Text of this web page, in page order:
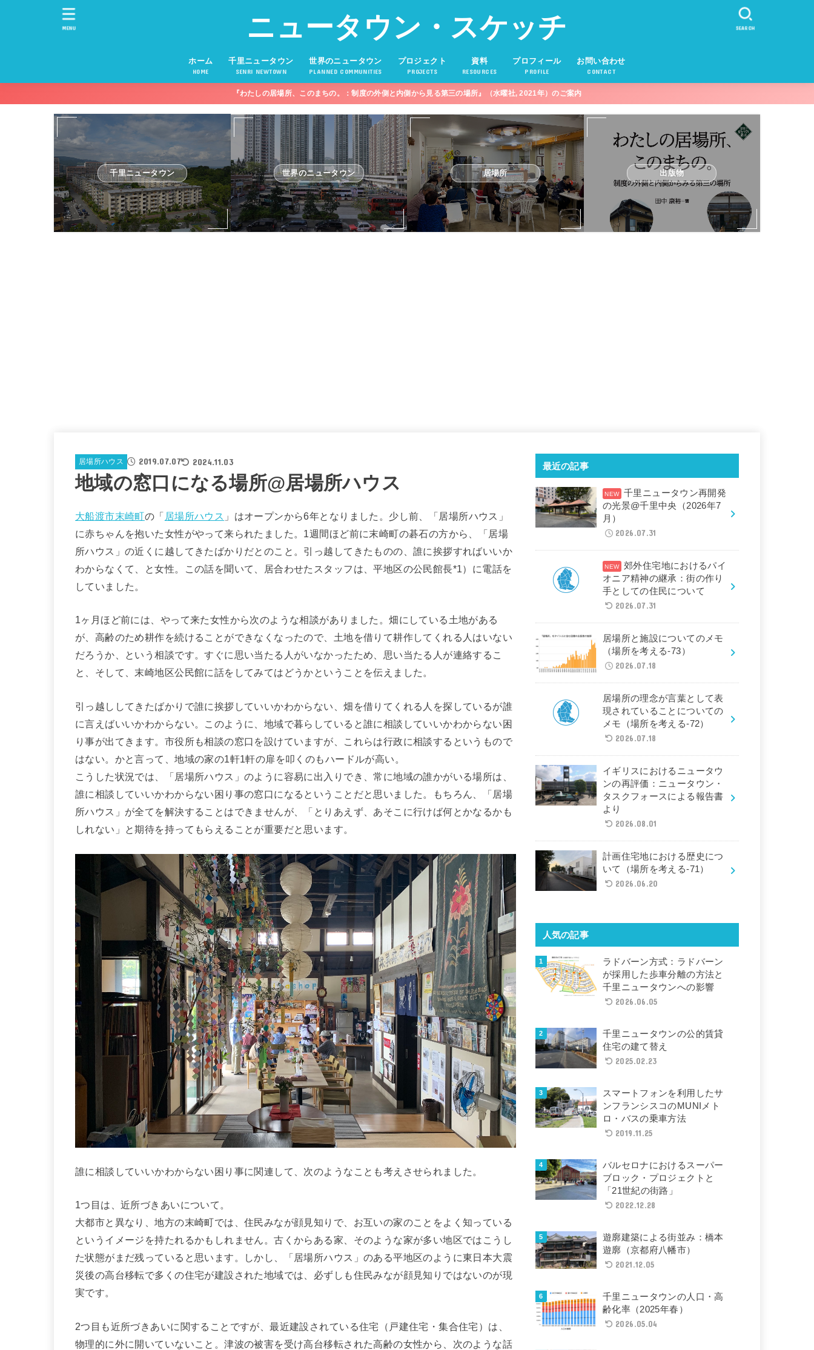
ニュータウン・スケッチ
ホーム
HOME
千里ニュータウン
SENRI NEWTOWN
世界のニュータウン
PLANNED COMMUNITIES
プロジェクト
PROJECTS
資料
RESOURCES
プロフィール
PROFILE
お問い合わせ
CONTACT
SEARCH
MENU
『わたしの居場所、このまちの。：制度の外側と内側から見る第三の場所』（水曜社, 2021年）のご案内
千里ニュータウン 世界のニュータウン 居場所 出版物
居場所ハウス 2019.07.07 2024.11.03
地域の窓口になる場所@居場所ハウス
大船渡市末崎町の「 居場所ハウス 」はオープンから6年となりました。少し前、「居場所ハウス」
に赤ちゃんを抱いた女性がやって来られたました。1週間ほど前に末崎町の碁石の方から、「居場
所ハウス」の近くに越してきたばかりだとのこと。引っ越してきたものの、誰に挨拶すればいいか
わからなくて、と女性。この話を聞いて、居合わせたスタッフは、平地区の公民館長*1）に電話を
していました。
1ヶ月ほど前には、やって来た女性から次のような相談がありました。畑にしている土地がある
が、高齢のため耕作を続けることができなくなったので、土地を借りて耕作してくれる人はいない
だろうか、という相談です。すぐに思い当たる人がいなかったため、思い当たる人が連絡するこ
と、そして、末崎地区公民館に話をしてみてはどうかということを伝えました。
引っ越ししてきたばかりで誰に挨拶していいかわからない、畑を借りてくれる人を探しているが誰
に言えばいいかわからない。このように、地域で暮らしていると誰に相談していいかわからない困
り事が出てきます。市役所も相談の窓口を設けていますが、これらは行政に相談するというもので
はない。かと言って、地域の家の1軒1軒の扉を叩くのもハードルが高い。
こうした状況では、「居場所ハウス」のように容易に出入りでき、常に地域の誰かがいる場所は、
誰に相談していいかわからない困り事の窓口になるということだと思いました。もちろん、「居場
所ハウス」が全てを解決することはできませんが、「とりあえず、あそこに行けば何とかなるかも
しれない」と期待を持ってもらえることが重要だと思います。
誰に相談していいかわからない困り事に関連して、次のようなことも考えさせられました。
1つ目は、近所づきあいについて。
大都市と異なり、地方の末崎町では、住民みなが顔見知りで、お互いの家のことをよく知っている
というイメージを持たれるかもしれません。古くからある家、そのような家が多い地区ではこうし
た状態がまだ残っていると思います。しかし、「居場所ハウス」のある平地区のように東日本大震
災後の高台移転で多くの住宅が建設された地域では、必ずしも住民みなが顔見知りではないのが現
実です。
2つ目も近所づきあいに関することですが、最近建設されている住宅（戸建住宅・集合住宅）は、
物理的に外に開いていないこと。津波の被害を受け高台移転された高齢の女性から、次のような話
最近の記事
千里ニュータウン再開発
の光景@千里中央（2026年7
月）
2026.07.31
郊外住宅地におけるパイ
オニア精神の継承：街の作り
手としての住民について
2026.07.31
居場所と施設についてのメモ
（場所を考える-73）
2026.07.18
居場所の理念が言葉として表
現されていることについての
メモ（場所を考える-72）
2026.07.18
イギリスにおけるニュータウ
ンの再評価：ニュータウン・
タスクフォースによる報告書
より
2026.08.01
計画住宅地における歴史につ
いて（場所を考える-71）
2026.06.20
人気の記事
ラドバーン方式：ラドバーン
が採用した歩車分離の方法と
千里ニュータウンへの影響
2026.06.05
千里ニュータウンの公的賃貸
住宅の建て替え
2025.02.23
スマートフォンを利用したサ
ンフランシスコのMUNIメト
ロ・バスの乗車方法
2019.11.25
バルセロナにおけるスーパー
ブロック・プロジェクトと
「21世紀の街路」
2022.12.28
遊廓建築による街並み：橋本
遊廓（京都府八幡市）
2021.12.05
千里ニュータウンの人口・高
齢化率（2025年春）
2026.05.04